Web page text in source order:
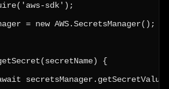
sdk');
= new AWS.SecretsManager();
{